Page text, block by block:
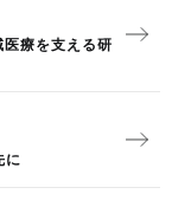
療を支える研
に